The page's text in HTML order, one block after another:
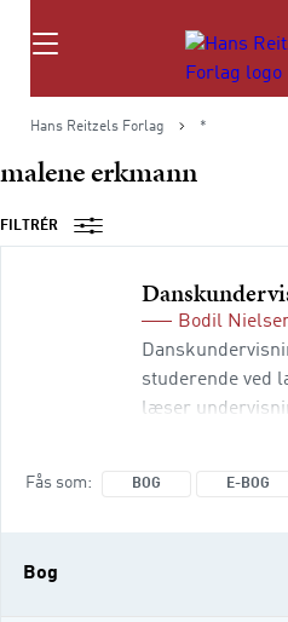
Søg
Hans Reitzels Forlag *
malene erkmann
FILTRÉR
Bodil
studerende ved
læser
Fås som BOG E-BOG
Bog